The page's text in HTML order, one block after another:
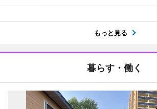
もっと見る
暮らす・働く